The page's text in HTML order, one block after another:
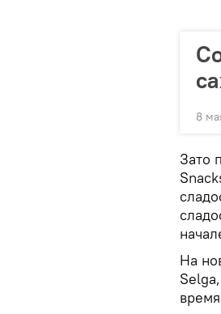
8
Зато
На